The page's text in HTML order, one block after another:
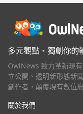
多元觀點・獨創你的
OwlNews 致力革新現
立公開、透明新形態新
創作者，顛覆現有數位
關於我們